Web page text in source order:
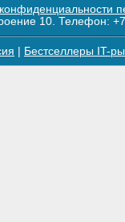
10. Телефон:
Бестселлеры IT-